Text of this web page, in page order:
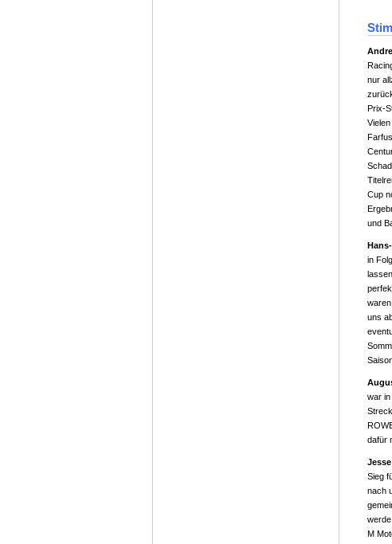
nur
Prix-
Cup
und
in
uns
war
dafür
Sieg
nach
M